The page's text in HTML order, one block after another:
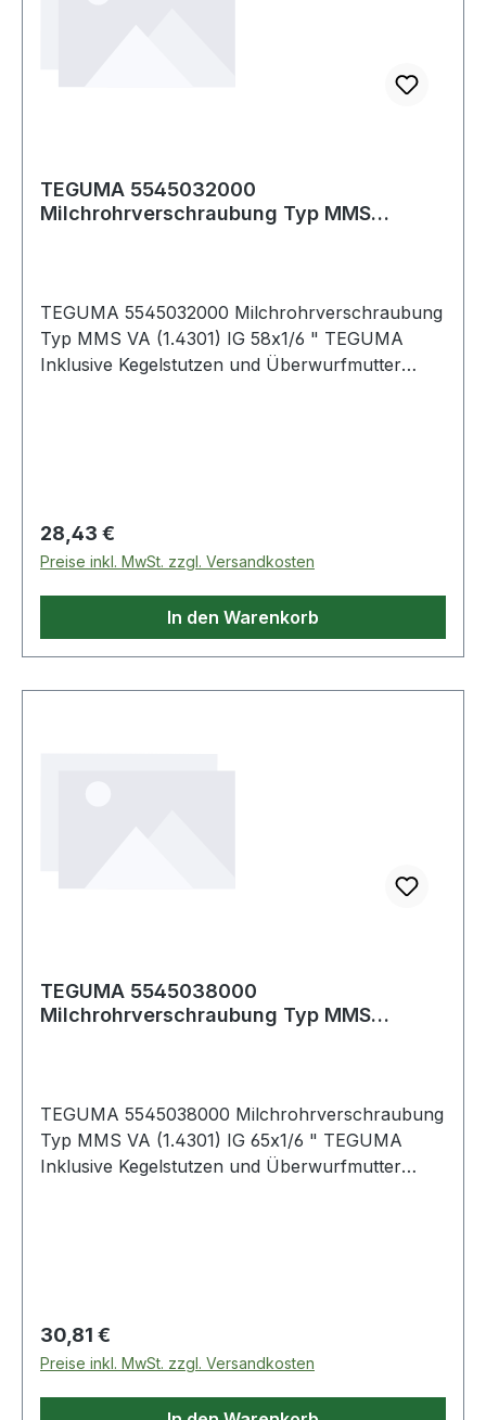
TEGUMA 5545032000
Milchrohrverschraubung Typ MMS
TEGUMA 5545032000 Milchrohrverschraubung
Typ MMS VA (1.4301) IG 58x1/6 " TEGUMA
Inklusive Kegelstutzen und Überwurfmutter
Regulärer Preis:
28,43 €
Preise inkl. MwSt. zzgl. Versandkosten
In den Warenkorb
TEGUMA 5545038000
Milchrohrverschraubung Typ MMS
TEGUMA 5545038000 Milchrohrverschraubung
Typ MMS VA (1.4301) IG 65x1/6 " TEGUMA
Inklusive Kegelstutzen und Überwurfmutter
Regulärer Preis:
30,81 €
Preise inkl. MwSt. zzgl. Versandkosten